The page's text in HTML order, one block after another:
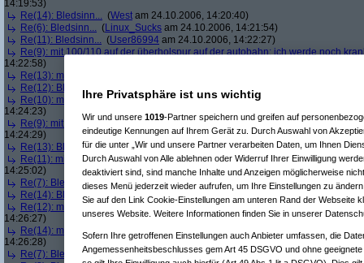
14:19:53)
Re(14): Bledsinn... (West am 24.10.2006, 14:20:40)
Re(6): Bledsinn... (Linux_Sucks am 24.10.2006, 14:21:54)
Re(11): Bledsinn... (User86994 am 24.10.2006, 14:22:27)
Re(9): mit 100/110 auf der überholspur auf der autobahn: ich werde noch
14:22:58)
Re(13): mit 100/110 auf der überholspur auf der autobahn: ich werde noch
Re(12): Bledsinn...
(West
am 24.10.2006, 14:23:39)
Re(10): mit 100/110 auf der überholspur auf der autobahn: ich werde noch
14:24:23)
Re(9): mit 100/110 auf der überholspur auf der autobahn: ich werde noch
14:24:29)
Re(13): Bledsinn...(User86994am 24.10.2006, 14:24:54)
Re(11): mit 100/110 auf der überholspur auf der autobahn: ich werde noch
14:25:02)
Re(7): Bledsinn...(Westam 24.10.2006, 14:25:29)
Re(14): Bledsinn...
( West am 24.10.2006, 14:26:09)
Re(12): mit 100/110 auf der überholspur auf der autobahn: ich werde noch
14:26:27)
Re(14): mit 100/110 auf der überholspur auf der autobahn: ich werde noch
14:26:28)
Re(7): Bledsinn...(User86994am 24.10.2006, 14:28:42)
Ihre Privatsphäre ist uns wichtig
Wir und unsere 1019-Partner speichern und greifen auf
eindeutige Kennungen auf Ihrem Gerät zu. Durch Auswahl von
für die unter „Wir und unsere Partner verarbeiten Daten, um Ihnen
Durch Auswahl von Alle ablehnen oder Widerruf Ihrer Einwilligung
deaktiviert sind, sind manche Inhalte und Anzeigen möglicherweise
dieses Menü jederzeit wieder aufrufen, um Ihre Einstellungen zu
Sie auf den Link Cookie-Einstellungen am unteren Rand der Webseite
unseres Website. Weitere Informationen finden Sie in unserer
Sofern Ihre getroffenen Einstellungen auch Anbieter umfassen, die
Angemessenheitsbeschlusses gem Art 45 DSGVO und ohne